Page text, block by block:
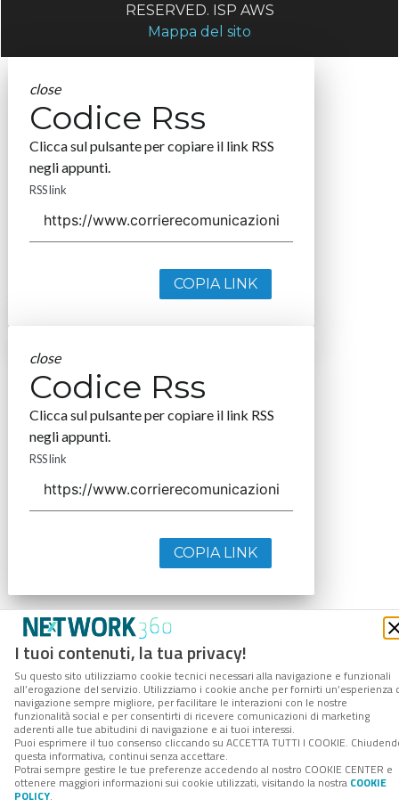
I tuoi contenuti, la tua privacy!
Su questo sito utilizziamo cookie tecnici necessari alla navigazione e funzionali
all’erogazione del servizio. Utilizziamo i cookie anche per fornirti un’esperienza
navigazione sempre migliore, per facilitare le interazioni con le nostre
funzionalità social e per consentirti di ricevere comunicazioni di marketing
aderenti alle tue abitudini di navigazione e ai tuoi interessi.
Puoi esprimere il tuo consenso cliccando su ACCETTA TUTTI I COOKIE.
questa informativa, continui senza accettare.
Potrai sempre gestire le tue preferenze accedendo al nostro COOKIE CENTER e
ottenere maggiori informazioni sui cookie utilizzati, visitando la nostra COOKIE
POLICY.
RESERVED. ISP AWS
Mappa del sito
close
Codice Rss
Clicca sul pulsante per copiare il link RSS
negli appunti.
RSS link
COPIA LINK
close
Codice Rss
Clicca sul pulsante per copiare il link RSS
negli appunti.
RSS link
COPIA LINK